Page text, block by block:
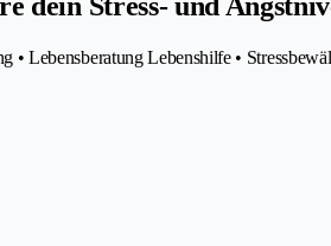
• Lebensberatung Lebenshilfe •